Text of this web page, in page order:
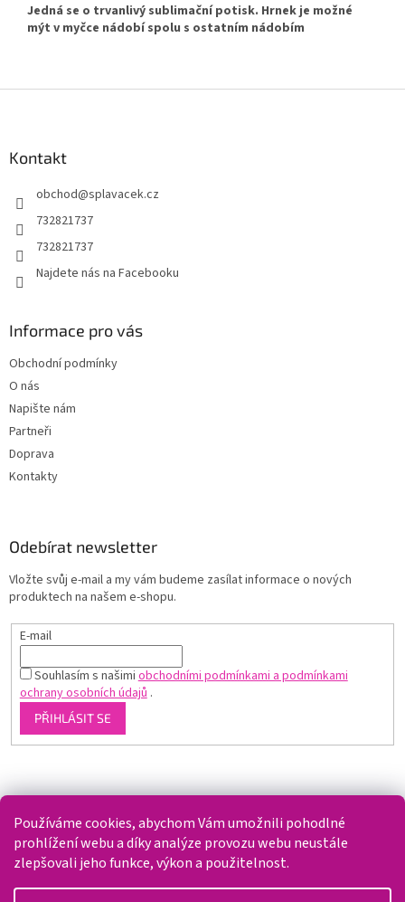
Používáme cookies, abychom Vám umožnili pohodlné
prohlížení webu a díky analýze provozu webu neustále
zlepšovali jeho funkce, výkon a použitelnost.
Jedná se o trvanlivý sublimační potisk. Hrnek je možné
mýt v myčce nádobí spolu s ostatním nádobím
Kontakt
obchod@splavacek.cz
732821737
732821737
Najdete nás na Facebooku
Informace pro vás
Obchodní podmínky
O nás
Napište nám
Partneři
Doprava
Kontakty
Odebírat newsletter
Vložte svůj e-mail a my vám budeme zasílat informace o nových
produktech na našem e-shopu.
E-mail
Souhlasím s našimiobchodními podmínkami a podmínkami
ochrany osobních údajů.
PŘIHLÁSIT SE